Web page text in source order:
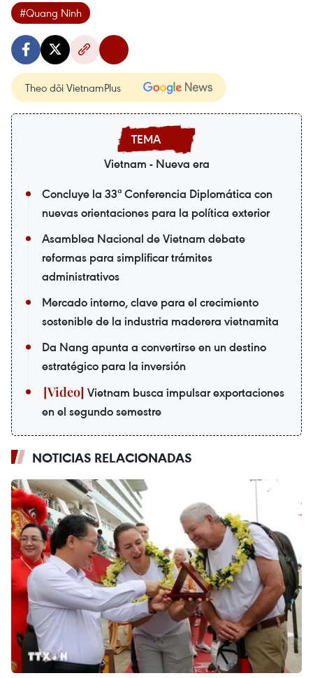
#Quang Ninh
Theo dõi VietnamPlus
Vietnam - Nueva era
Concluye la 33ª Conferencia Diplomática con
nuevas orientaciones para la política exterior
Asamblea Nacional de Vietnam debate
reformas para simplificar trámites
administrativos
Mercado interno, clave para el crecimiento
sostenible de la industria maderera vietnamita
Da Nang apunta a convertirse en un destino
estratégico para la inversión
Vietnam busca impulsar exportaciones
en el segundo semestre
NOTICIAS RELACIONADAS